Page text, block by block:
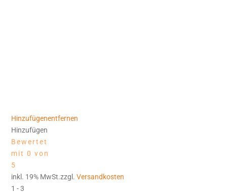
Hinzufügenentfernen
Hinzufügen
Bewertet
mit 0 von
5
inkl. 19% MwSt.zzgl.Versandkosten
1 - 3